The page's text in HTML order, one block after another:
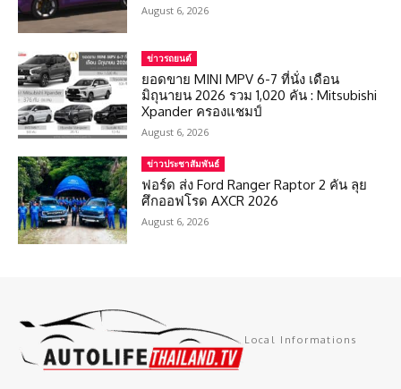
August 6, 2026
ข่าวรถยนต์
ยอดขาย MINI MPV 6-7 ที่นั่ง เดือน
มิถุนายน 2026 รวม 1,020 คัน : Mitsubishi
Xpander ครองแชมป์
August 6, 2026
ข่าวประชาสัมพันธ์
ฟอร์ด ส่ง Ford Ranger Raptor 2 คัน ลุย
ศึกออฟโรด AXCR 2026
August 6, 2026
Local Informations